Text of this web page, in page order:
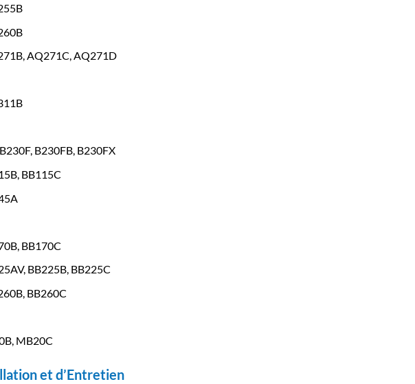
AQ271C, AQ271D
B230FB, B230FX
BB115C
BB170C
BB225B, BB225C
BB260C
MB20C
et d’Entretien